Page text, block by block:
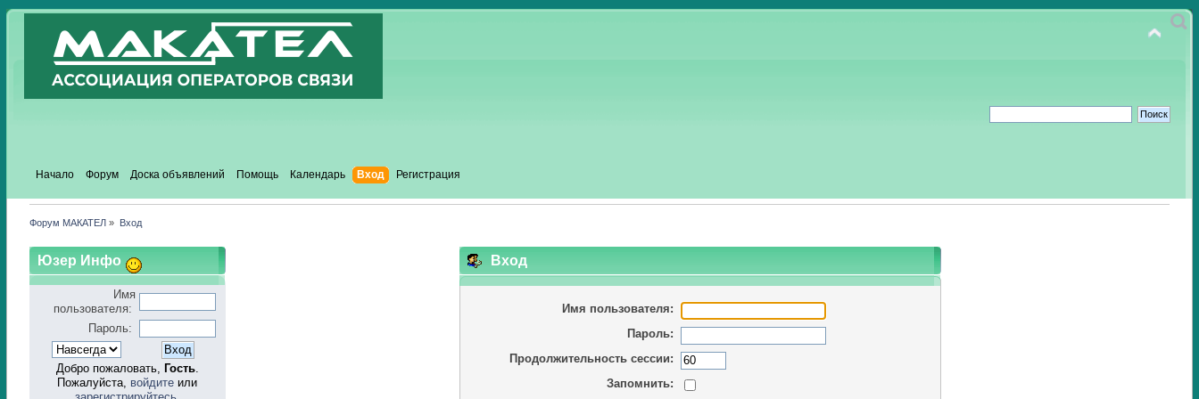
Начало Форум Доска объявлений Помощь Календарь Вход Регистрация
Форум МАКАТЕЛ » Вход
Юзер Инфо
Имя
пользователя:
Пароль:
Добро пожаловать, Гость.
Пожалуйста, войдите или
Вход
Имя пользователя:
Пароль:
Продолжительность сессии:
Запомнить: